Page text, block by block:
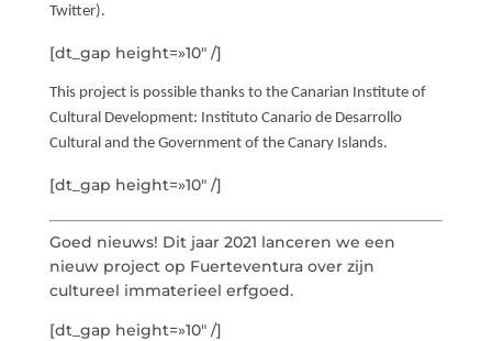
Twitter).
[dt_gap height=»10″ /]
This project is possible thanks to the Canarian Institute of
Cultural Development: Instituto Canario de Desarrollo
Cultural and the Government of the Canary Islands.
[dt_gap height=»10″ /]
Goed nieuws! Dit jaar 2021 lanceren we een
nieuw project op Fuerteventura over zijn
cultureel immaterieel erfgoed.
[dt_gap height=»10″ /]